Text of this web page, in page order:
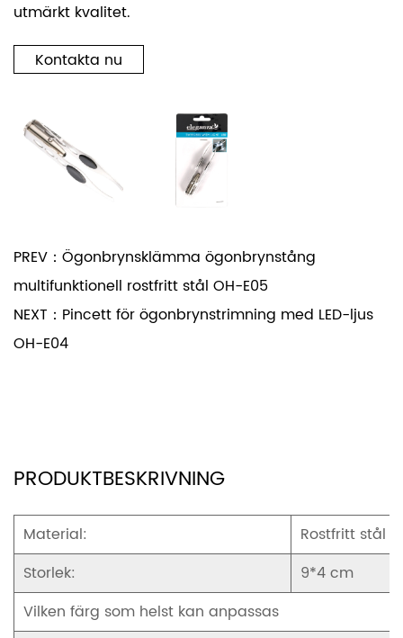
utmärkt kvalitet.
Kontakta nu
PREV：Ögonbrynsklämma ögonbrynstång
multifunktionell rostfritt stål OH-E05
NEXT：Pincett för ögonbrynstrimning med LED-ljus
OH-E04
PRODUKTBESKRIVNING
Material:
Rostfritt stål
Storlek:
9*4 cm
Vilken färg som helst kan anpassas